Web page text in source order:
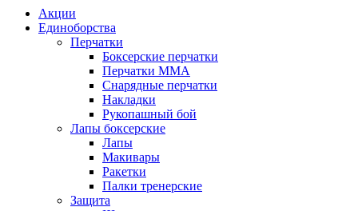
Акции
Единоборства
Перчатки
Боксерские перчатки
Перчатки ММА
Снарядные перчатки
Накладки
Рукопашный бой
Лапы боксерские
Лапы
Макивары
Ракетки
Палки тренерские
Защита